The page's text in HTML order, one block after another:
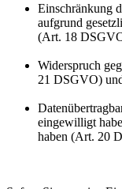
Einschränkung
aufgrund
(Art. 18
Widerspruch
21 DSGVO)
eingewilligt
haben (Art. 20